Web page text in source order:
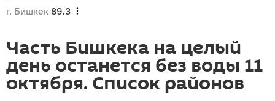
г. Бишкек 89.3
Часть Бишкека на целый
день останется без воды 11
октября. Список районов